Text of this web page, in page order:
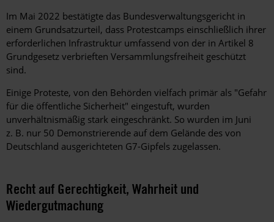
Im Mai 2022 bestätigte das Bundesverwaltungsgericht in
einem Grundsatzurteil, dass Protestcamps einschließlich ihrer
erforderlichen Infrastruktur umfassend von der in Artikel 8
Grundgesetz verbrieften Versammlungsfreiheit geschützt
sind.
Einige Proteste, von den Behörden vielfach primär als "Gefahr
für die öffentliche Sicherheit" eingestuft, ­wurden
unverhältnismäßig stark eingeschränkt. So wurden im Juni
z. B. nur 50 Demonstrierende auf dem Gelände des von
Deutschland ausgerichteten G7-Gipfels zugelassen.
Recht auf Gerechtigkeit, Wahrheit und
Wiedergutmachung